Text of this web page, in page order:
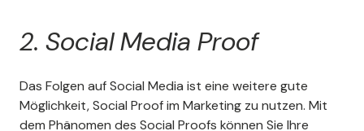
2. Social Media Proof
Das Folgen auf Social Media ist eine weitere gute
Möglichkeit, Social Proof im Marketing zu nutzen. Mit
dem Phänomen des Social Proofs können Sie Ihre